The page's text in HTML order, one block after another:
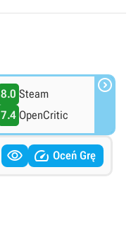
8.0 Steam
7.4 OpenCritic

  Oceń Grę